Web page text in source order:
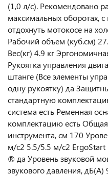
(1,0 л/с). Рекомендовано
максимальных оборотах,
отдохнуть мотокосе на
Рабочий объем (куб.см)
Вес(кг) 4.9 кг
Рукоятка управления
штанге (Все элементы
одну рукоятку) да
стандартную
система есть Ременная
комплектацию есть
инструмента, см 170
м/с2 5.5/5.5 м/с2 ErgoStart
® да Уровень звуковой
звукового давления,